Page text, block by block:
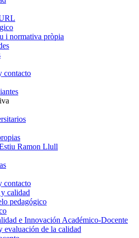
i normativa pròpia
contacto
Ramon Llull
contacto
calidad
pedagógico
e Innovación Académico-Docente
evaluación de la calidad